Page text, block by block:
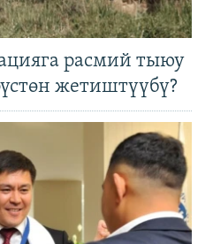
расмий тыюу
жетиштүүбү?